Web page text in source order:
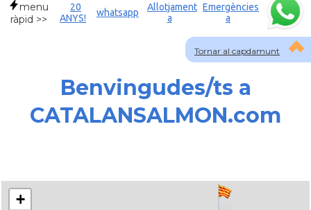
Tornar al capdamunt
menu
ràpid >>
20
ANYS!
whatsapp
Allotjament
a
Emergències
a
Benvingudes/ts a
CATALANSALMON.com
+